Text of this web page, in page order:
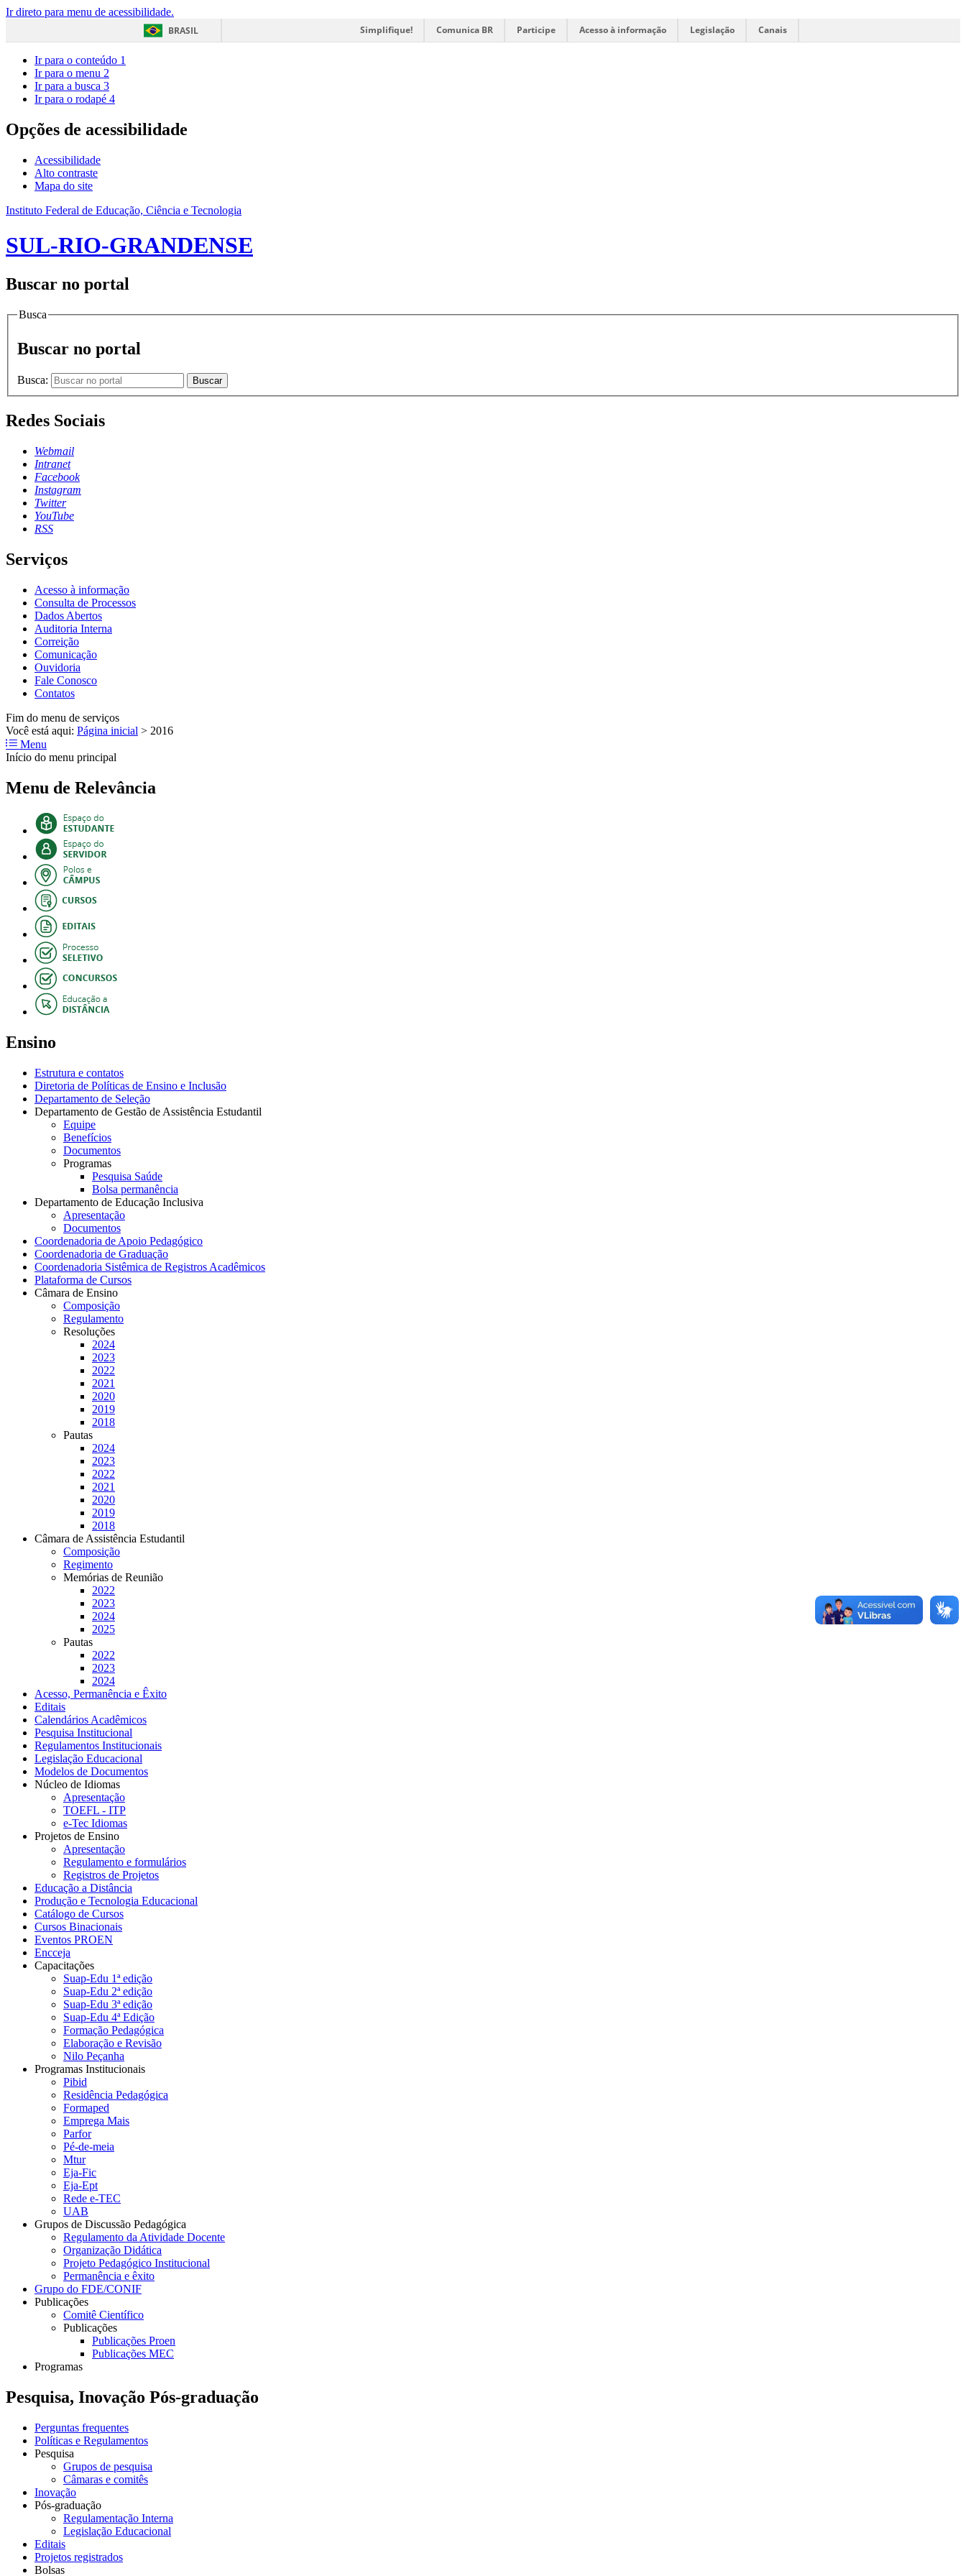
Ir direto para menu de acessibilidade.
BRASIL
Simplifique! Comunica BR Participe Acesso à informação Legislação Canais
Ir para o conteúdo 1
Ir para o menu 2
Ir para a busca 3
Ir para o rodapé 4
Opções de acessibilidade
Acessibilidade
Alto contraste
Mapa do site
Instituto Federal de Educação, Ciência e Tecnologia
SUL-RIO-GRANDENSE
Buscar no portal
Busca
Buscar no portal
Busca: Buscar
Redes Sociais
Webmail
Intranet
Facebook
Instagram
Twitter
YouTube
RSS
Serviços
Acesso à informação
Consulta de Processos
Dados Abertos
Auditoria Interna
Correição
Comunicação
Ouvidoria
Fale Conosco
Contatos
Fim do menu de serviços
Você está aqui: Página inicial > 2016
Menu
Início do menu principal
Menu de Relevância
Ensino
Estrutura e contatos
Diretoria de Políticas de Ensino e Inclusão
Departamento de Seleção
Departamento de Gestão de Assistência Estudantil
Equipe
Benefícios
Documentos
Programas
Pesquisa Saúde
Bolsa permanência
Departamento de Educação Inclusiva
Apresentação
Documentos
Coordenadoria de Apoio Pedagógico
Coordenadoria de Graduação
Coordenadoria Sistêmica de Registros Acadêmicos
Plataforma de Cursos
Câmara de Ensino
Composição
Regulamento
Resoluções
2024
2023
2022
2021
2020
2019
2018
Pautas
2024
2023
2022
2021
2020
2019
2018
Câmara de Assistência Estudantil
Composição
Regimento
Memórias de Reunião
2022
2023
2024
2025
Pautas
2022
2023
2024
Acesso, Permanência e Êxito
Editais
Calendários Acadêmicos
Pesquisa Institucional
Regulamentos Institucionais
Legislação Educacional
Modelos de Documentos
Núcleo de Idiomas
Apresentação
TOEFL - ITP
e-Tec Idiomas
Projetos de Ensino
Apresentação
Regulamento e formulários
Registros de Projetos
Educação a Distância
Produção e Tecnologia Educacional
Catálogo de Cursos
Cursos Binacionais
Eventos PROEN
Encceja
Capacitações
Suap-Edu 1ª edição
Suap-Edu 2ª edição
Suap-Edu 3ª edição
Suap-Edu 4ª Edição
Formação Pedagógica
Elaboração e Revisão
Nilo Peçanha
Programas Institucionais
Pibid
Residência Pedagógica
Formaped
Emprega Mais
Parfor
Pé-de-meia
Mtur
Eja-Fic
Eja-Ept
Rede e-TEC
UAB
Grupos de Discussão Pedagógica
Regulamento da Atividade Docente
Organização Didática
Projeto Pedagógico Institucional
Permanência e êxito
Grupo do FDE/CONIF
Publicações
Comitê Científico
Publicações
Publicações Proen
Publicações MEC
Programas
Pesquisa, Inovação Pós-graduação
Perguntas frequentes
Políticas e Regulamentos
Pesquisa
Grupos de pesquisa
Câmaras e comitês
Inovação
Pós-graduação
Regulamentação Interna
Legislação Educacional
Editais
Projetos registrados
Bolsas